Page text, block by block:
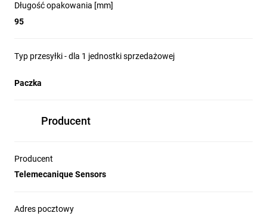
Długość opakowania [mm]
95
Typ przesyłki - dla 1 jednostki sprzedażowej
Paczka
Producent
Producent
Telemecanique Sensors
Adres pocztowy